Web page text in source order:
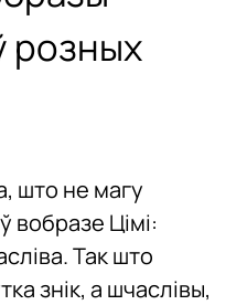
розных
што не магу
вобразе Цімі:
Так што
знік, а шчаслівы,